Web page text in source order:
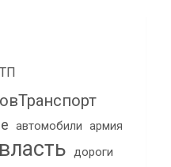
автомобили армия
власть дороги